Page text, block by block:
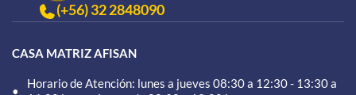
(+56) 32 2848090
CASA MATRIZ AFISAN
Horario de Atención: lunes a jueves 08:30 a 12:30 - 13:30 a